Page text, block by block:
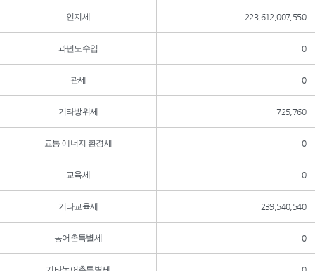
인지세 223,612,007,550
과년도수입 0
관세 0
기타방위세 725,760
교통·에너지·환경세 0
교육세 0
기타교육세 239,540,540
농어촌특별세 0